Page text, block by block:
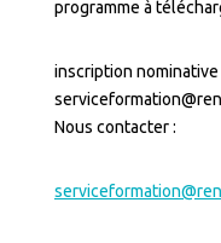
programme à
inscription
Nous contacter :